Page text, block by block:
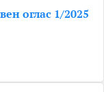
оглас 1/2025